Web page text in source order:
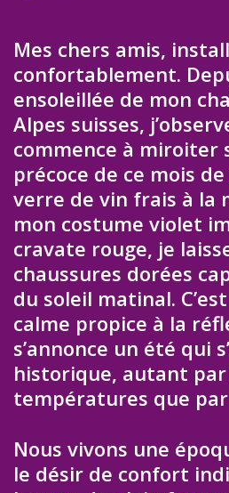
Mes chers amis,
confortablement.
ensoleillée de mon
Alpes suisses,
commence à miroiter
précoce de ce mois
verre de vin frais à la
mon costume violet
cravate rouge, je
chaussures dorées
du soleil matinal.
calme propice à la
s’annonce un été qui
historique, autant par
températures que
Nous vivons une
le désir de confort